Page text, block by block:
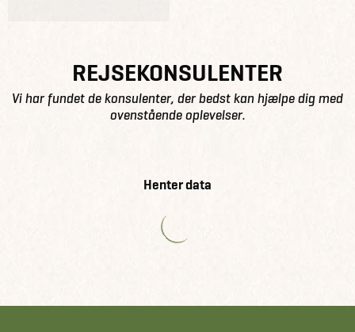
REJSEKONSULENTER
Vi har fundet de konsulenter, der bedst kan hjælpe dig med
ovenstående oplevelser.
Henter data